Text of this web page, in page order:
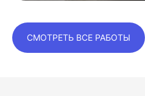
СМОТРЕТЬ ВСЕ РАБОТЫ